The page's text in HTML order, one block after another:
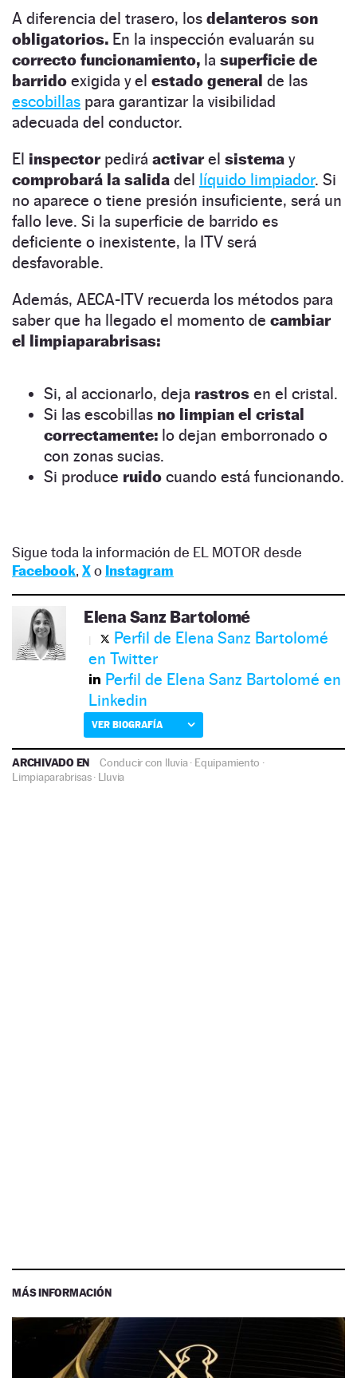
A diferencia del trasero, los delanteros son
obligatorios. En la inspección evaluarán su
correcto funcionamiento, la superficie de
barrido exigida y el estado general de las
escobillas para garantizar la visibilidad
adecuada del conductor.
El inspector pedirá activarel sistema y
comprobará la salida del líquido limpiador. Si
no aparece o tiene presión insuficiente, será un
fallo leve. Si la superficie de barrido es
deficiente o inexistente, la ITV será
desfavorable.
Además, AECA-ITV recuerda los métodos para
saber que ha llegado el momento de cambiar
el limpiaparabrisas:
Si, al accionarlo, deja rastros en el cristal.
Si las escobillas no limpian el cristal
correctamente: lo dejan emborronado o
con zonas sucias.
Si produce ruido cuando está funcionando.
Sigue toda la información de EL MOTOR desde
Facebook, Xo Instagram
Elena Sanz Bartolomé
Perfil de Elena Sanz Bartolomé
en Twitter
Perfil de Elena Sanz Bartolomé en
Linkedin
VER BIOGRAFÍA
ARCHIVADO EN Conducir con lluvia· Equipamiento ·
Limpiaparabrisas· Lluvia
MÁS INFORMACIÓN